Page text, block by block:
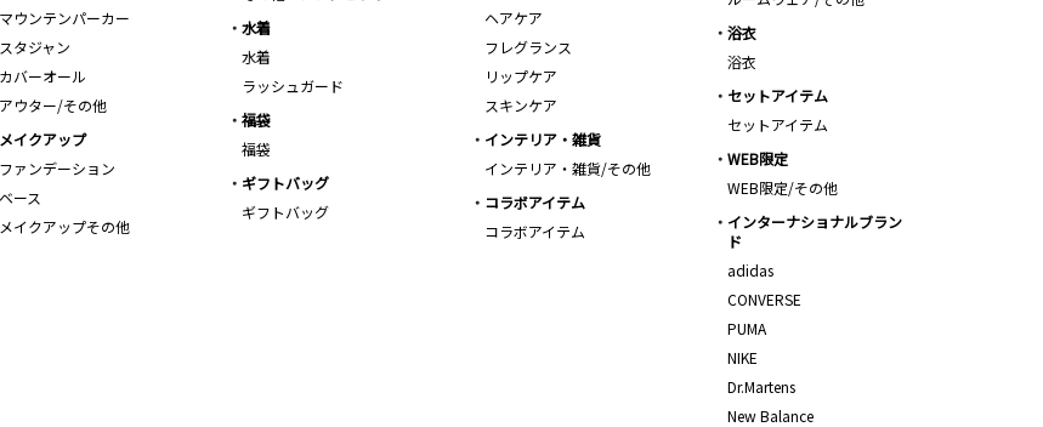
マウンテンパーカー
スタジャン
カバーオール
アウター/その他
ヘアケア
フレグランス
リップケア
スキンケア
水着
水着
ラッシュガード
浴衣
浴衣
セットアイテム
セットアイテム
福袋
福袋
メイクアップ
ファンデーション
ベース
メイクアップその他
インテリア・雑貨
インテリア・雑貨/その他
WEB限定
WEB限定/その他
ギフトバッグ
ギフトバッグ
コラボアイテム
コラボアイテム
インターナショナルブラン
ド
adidas
CONVERSE
PUMA
NIKE
Dr.Martens
New Balance